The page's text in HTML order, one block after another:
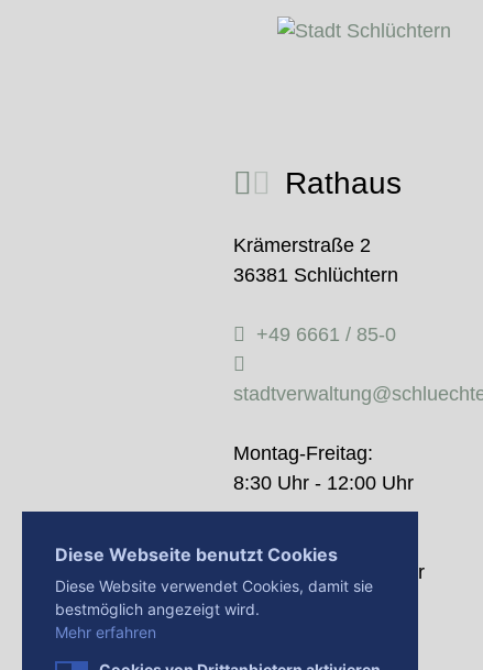
Rathaus
Krämerstraße 2
36381 Schlüchtern
+49 6661 / 85-0
Montag-Freitag:
8:30 Uhr - 12:00 Uhr
Donnerstag:
14:00 Uhr - 18:00 Uhr
Diese Webseite benutzt Cookies
Diese Website verwendet Cookies, damit sie
bestmöglich angezeigt wird.
Mehr erfahren